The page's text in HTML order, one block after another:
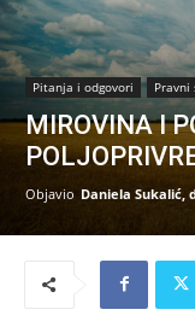
Pitanja i odgovori Pravni
MIROVINA I
Objavio Daniela Sukalić,